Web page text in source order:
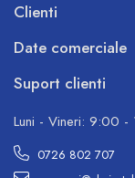
Clienti
Date comerciale
Suport clienti
Luni - Vineri: 9:00 -
0726 802 707